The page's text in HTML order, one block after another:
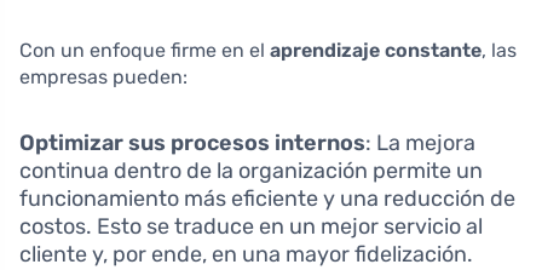
Con un enfoque firme en el aprendizaje constante, las
empresas pueden:
Optimizar sus procesos internos: La mejora
continua dentro de la organización permite un
funcionamiento más eficiente y una reducción de
costos. Esto se traduce en un mejor servicio al
cliente y, por ende, en una mayor fidelización.